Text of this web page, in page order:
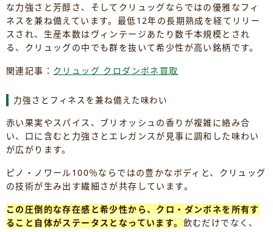
な力強さと芳醇さ、そしてクリュッグならではの優雅なフィ
ネスを兼ね備えています。最低12年の長期熟成を経てリリー
スされ、生産本数はヴィンテージあたり数千本規模とされ
る、クリュッグの中でも群を抜いて希少性が高い銘柄です。
関連記事： クリュッグ クロダンボネ買取
力強さとフィネスを兼ね備えた味わい
赤い果実やスパイス、ブリオッシュの香りが複雑に絡み合
い、口に含むと力強さとエレガンスが見事に調和した味わい
が広がります。
ピノ・ノワール100％ならではの豊かなボディと、クリュッグ
の技術が生み出す繊細さが共存しています。
この圧倒的な存在感と希少性から、クロ・ダンボネを所有す
ること自体がステータスとなっています。 飲むだけでなく、